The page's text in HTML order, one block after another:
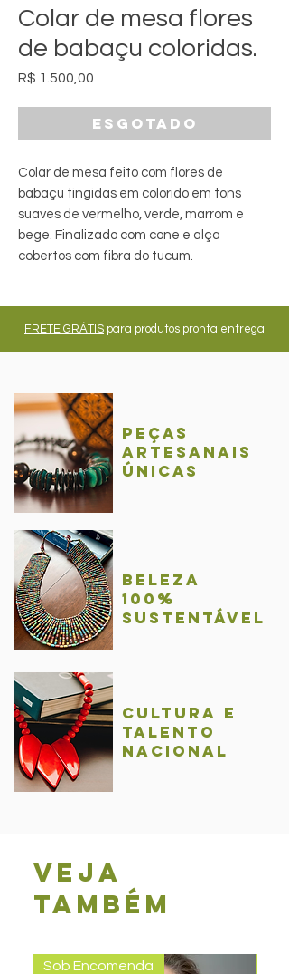
Colar de mesa flores
de babaçu coloridas.
R$ 1.500,00
Esgotado
Colar de mesa feito com flores de
babaçu tingidas em colorido em tons
suaves de vermelho, verde, marrom e
bege. Finalizado com cone e alça
cobertos com fibra do tucum.
FRETE GRÁTIS para produtos pronta entrega
Peças
Artesanais
únicas
BelezA
100%
sustentável
Cultura e
talentO
nacional
Veja
também
Sob Encomenda